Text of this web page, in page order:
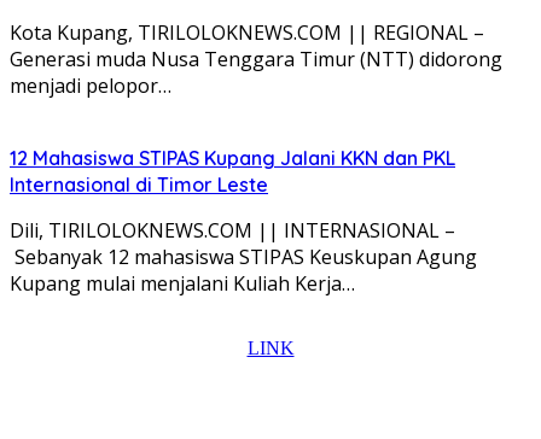
Kota Kupang, TIRILOLOKNEWS.COM || REGIONAL –
Generasi muda Nusa Tenggara Timur (NTT) didorong
menjadi pelopor…
12 Mahasiswa STIPAS Kupang Jalani KKN dan PKL
Internasional di Timor Leste
Dili, TIRILOLOKNEWS.COM || INTERNASIONAL –
Sebanyak 12 mahasiswa STIPAS Keuskupan Agung
Kupang mulai menjalani Kuliah Kerja…